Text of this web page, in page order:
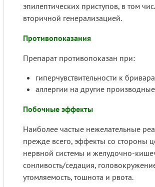
эпилептических приступов, в том
вторичной генерализацией.
Противопоказания
Препарат противопоказан при:
гиперчувствительности к
аллергии на другие
Побочные эффекты
Наиболее частые нежелательные
прежде всего, эффекты со стороны
нервной системы и желудочно-
сонливость/седация,
утомляемость, тошнота и рвота.